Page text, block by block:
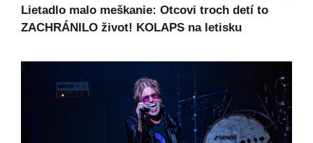
Lietadlo malo meškanie: Otcovi troch detí to
ZACHRÁNILO život! KOLAPS na letisku